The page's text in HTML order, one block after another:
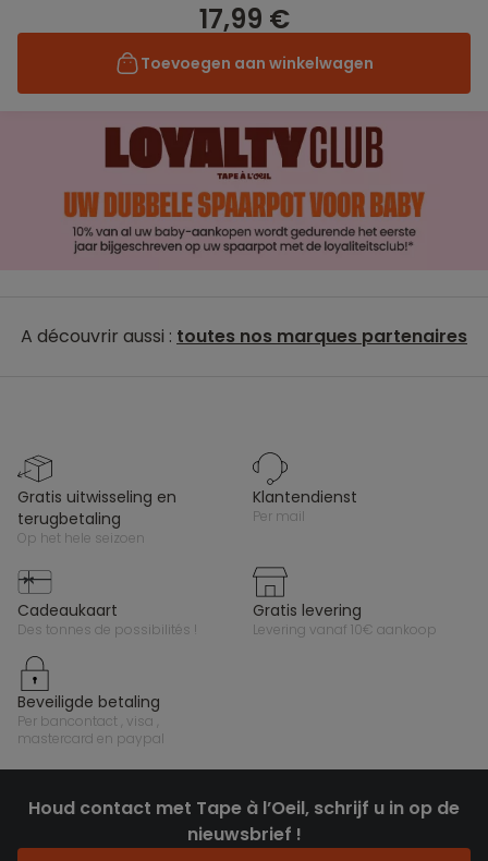
17,99 €
Toevoegen aan winkelwagen
A découvrir aussi : toutes nos marques partenaires
gratis uitwisseling en
terugbetaling
op het hele seizoen
klantendienst
per mail
cadeaukaart
des tonnes de possibilités !
gratis levering
levering vanaf 10€ aankoop
beveiligde betaling
per bancontact , visa ,
mastercard en paypal
Houd contact met Tape à l’Oeil, schrijf u in op de
nieuwsbrief !